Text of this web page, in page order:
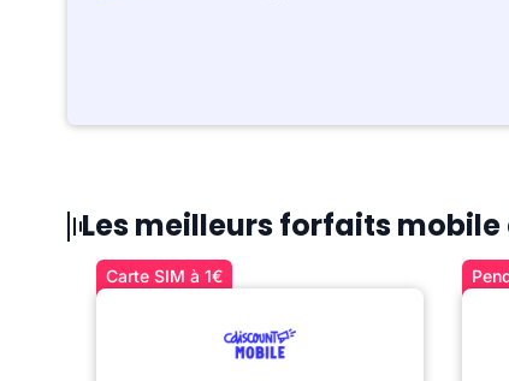
Les meilleurs forfaits
Carte SIM à 1€